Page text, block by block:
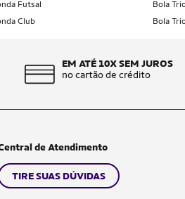
Futsal
Bola
Club Bola
EM ATÉ 10X SEM JUROS
no cartão de crédito
de Atendimento
TIRE SUAS DÚVIDAS